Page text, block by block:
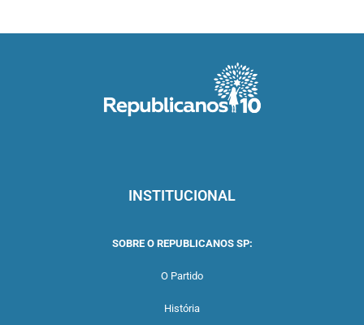
INSTITUCIONAL
SOBRE O REPUBLICANOS SP:
O Partido
História